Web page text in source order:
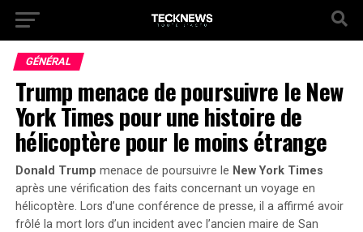
GÉNÉRAL
Trump menace de poursuivre le New
York Times pour une histoire de
hélicoptère pour le moins étrange
Donald Trump menace de poursuivre le New York Times
après une vérification des faits concernant un voyage en
hélicoptère. Lors d’une conférence de presse, il a affirmé avoir
frôlé la mort lors d’un incident avec l’ancien maire de San